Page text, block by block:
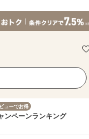
ューでお得
ンペーンランキング